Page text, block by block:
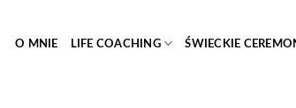
O MNIE LIFE COACHING ŚWIECKIE